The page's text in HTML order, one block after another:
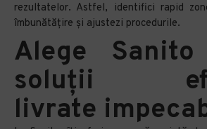
rezultatelor. Astfel, identifici rapid
îmbunătățire și ajustezi procedurile.
Alege
soluții
livrate